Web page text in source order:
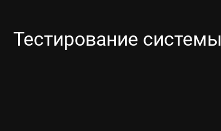
Тестирование системы